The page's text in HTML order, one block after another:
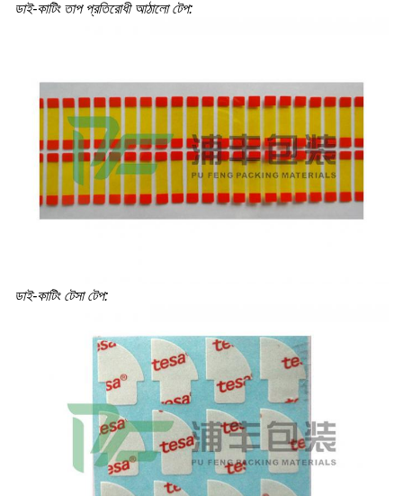
ডাই-কাটিং তাপ প্রতিরোধী আঠালো টেপ:
ডাই-কাটিং টেসা টেপ: